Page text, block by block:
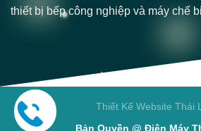
thiết bị bếp công nghiệp và máy chế
Thiết Kế Website Thái
Bản Quyền @ Điện Máy